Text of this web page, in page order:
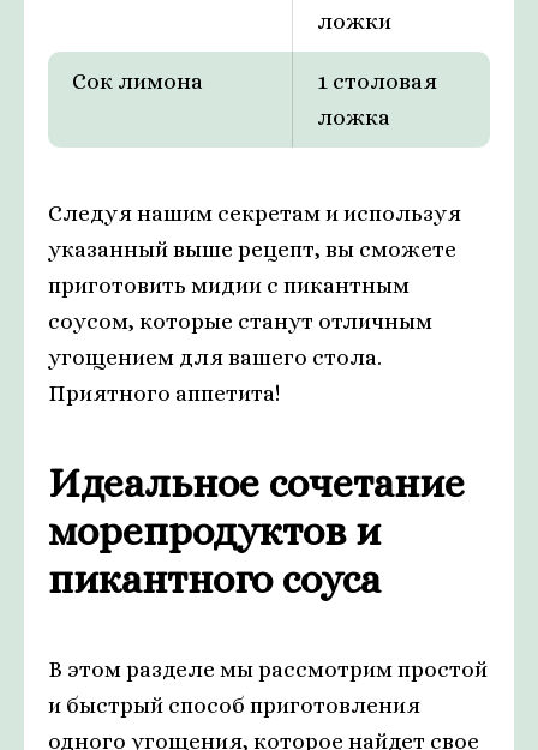
ложки
Сок лимона
1 столовая
ложка
Следуя нашим секретам и используя
указанный выше рецепт, вы сможете
приготовить мидии с пикантным
соусом, которые станут отличным
угощением для вашего стола.
Приятного аппетита!
Идеальное сочетание
морепродуктов и
пикантного соуса
В этом разделе мы рассмотрим простой
и быстрый способ приготовления
одного угощения, которое найдет свое